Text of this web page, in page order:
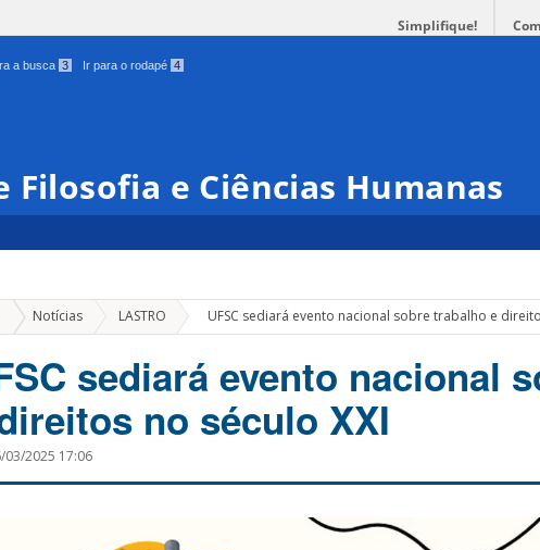
Simplifique!
a busca 3 Ir para o rodapé 4
Filosofia e Ciências Humanas
Notícias LASTRO » UFSC sediará evento nacional sobre trabalho e
sediará evento nacional
no século XXI
03/2025 17:06